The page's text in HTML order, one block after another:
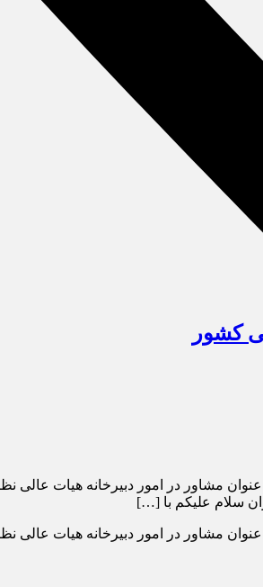
کشور
مشاور در امور دبیرخانه هیات
سلام علیکم با […]
مشاور در امور دبیرخانه هیات